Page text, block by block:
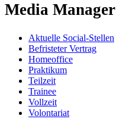
Media Manager
Aktuelle Social-Stellen
Befristeter Vertrag
Homeoffice
Praktikum
Teilzeit
Trainee
Vollzeit
Volontariat